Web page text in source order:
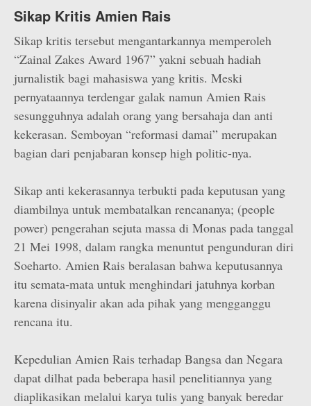
Sikap Kritis Amien Rais
Sikap kritis tersebut mengantarkannya memperoleh
“Zainal Zakes Award 1967” yakni sebuah hadiah
jurnalistik bagi mahasiswa yang kritis. Meski
pernyataannya terdengar galak namun Amien Rais
sesungguhnya adalah orang yang bersahaja dan anti
kekerasan. Semboyan “reformasi damai” merupakan
bagian dari penjabaran konsep high politic-nya.
Sikap anti kekerasannya terbukti pada keputusan yang
diambilnya untuk membatalkan rencananya; (people
power) pengerahan sejuta massa di Monas pada tanggal
21 Mei 1998, dalam rangka menuntut pengunduran diri
Soeharto. Amien Rais beralasan bahwa keputusannya
itu semata-mata untuk menghindari jatuhnya korban
karena disinyalir akan ada pihak yang mengganggu
rencana itu.
Kepedulian Amien Rais terhadap Bangsa dan Negara
dapat dilhat pada beberapa hasil penelitiannya yang
diaplikasikan melalui karya tulis yang banyak beredar